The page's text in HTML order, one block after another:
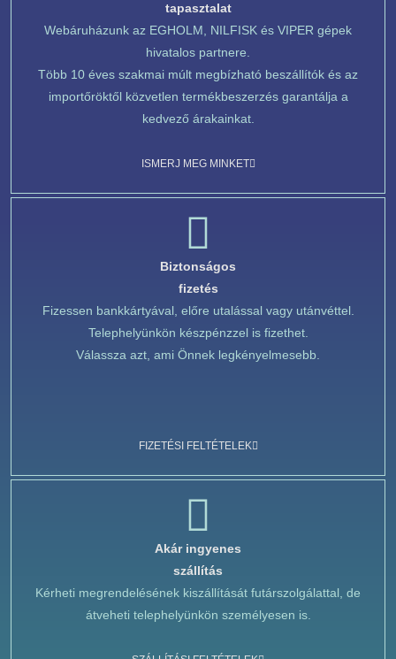
tapasztalat
Webáruházunk az EGHOLM, NILFISK és VIPER gépek
hivatalos partnere.
Több 10 éves szakmai múlt megbízható beszállítók és az
importőröktől közvetlen termékbeszerzés garantálja a
kedvező árakainkat.
ISMERJ MEG MINKET
Biztonságos
fizetés
Fizessen bankkártyával, előre utalással vagy utánvéttel.
Telephelyünkön készpénzzel is fizethet.
Válassza azt, ami Önnek legkényelmesebb.
FIZETÉSI FELTÉTELEK
Akár ingyenes
szállítás
Kérheti megrendelésének kiszállítását futárszolgálattal, de
átveheti telephelyünkön személyesen is.